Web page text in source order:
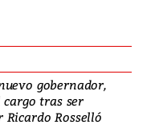
gobernador,
cargo tras ser
Rosselló